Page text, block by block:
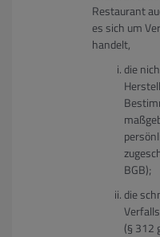
Restaurant
es sich um
handelt,
die
BGB);
die
(§ 312